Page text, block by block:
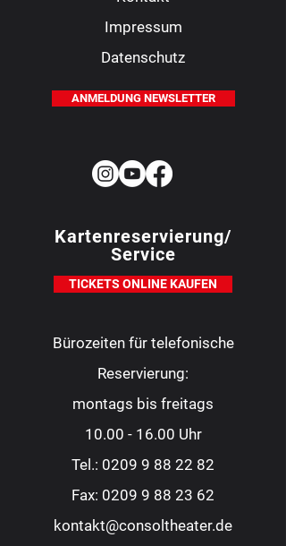
Impressum
Datenschutz
ANMELDUNG NEWSLETTER
Kartenreservierung/
Service
TICKETS ONLINE KAUFEN
Bürozeiten für telefonische
Reservierung:
montags bis freitags
10.00 - 16.00 Uhr
Tel.: 0209 9 88 22 82
Fax: 0209 9 88 23 62
kontakt@consoltheater.de